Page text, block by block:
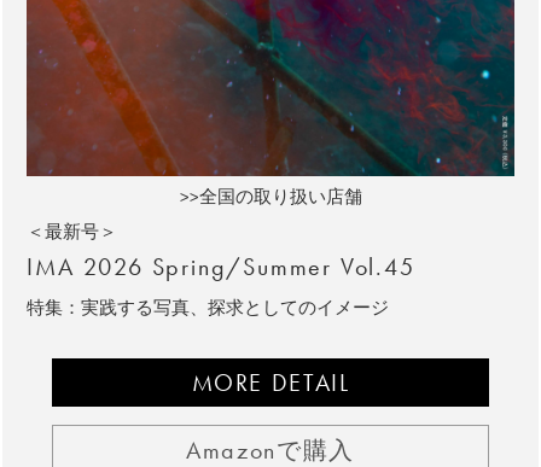
>>全国の取り扱い店舗
＜最新号＞
IMA 2026 Spring/Summer Vol.45
特集：実践する写真、探求としてのイメージ
MORE DETAIL
Amazonで購入